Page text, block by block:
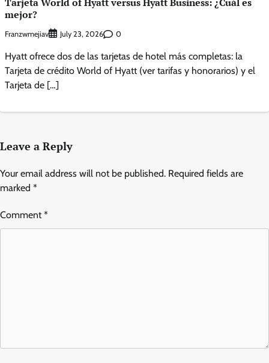
mejor?
Franzwmejiav July 23, 2026 0
Hyatt ofrece dos de las tarjetas de hotel más completas: la
Tarjeta de crédito World of Hyatt (ver tarifas y honorarios) y el
Tarjeta de […]
Leave a Reply
Your email address will not be published. Required fields are
marked *
Comment*